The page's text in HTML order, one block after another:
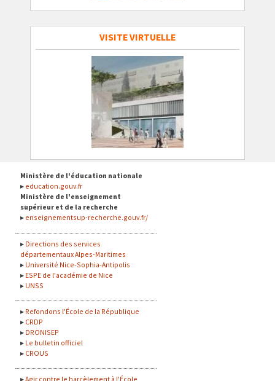
VISITE VIRTUELLE
Ministère de l'éducation nationale
education.gouv.fr
Ministère de l'enseignement
supérieur et de la recherche
enseignementsup-recherche.gouv.fr/
Directions des services
départementaux Alpes-Maritimes
Université Nice-Sophia-Antipolis
ESPE de l'académie de Nice
UNSS
Refondons l'École de la République
CRDP
DRONISEP
Le bulletin officiel
CROUS
Agir contre le harcèlement à l'École